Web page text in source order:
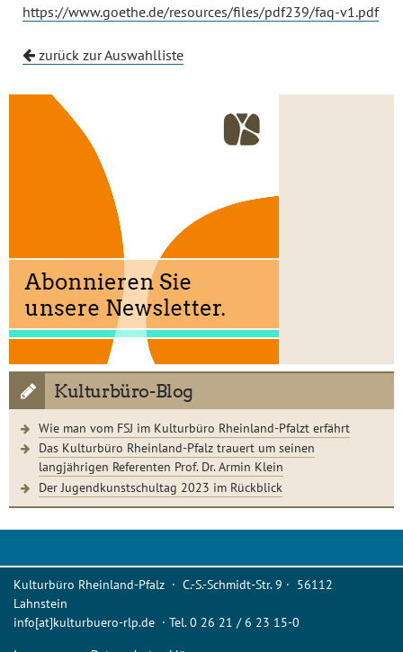
https://www.goethe.de/resources/files/pdf239/faq-v1.pdf
zurück zur Auswahlliste
Kulturbüro-Blog
Wie man vom FSJ im Kulturbüro Rheinland-Pfalzt erfährt
Das Kulturbüro Rheinland-Pfalz trauert um seinen
langjährigen Referenten Prof. Dr. Armin Klein
Der Jugendkunstschultag 2023 im Rückblick
Kulturbüro Rheinland-Pfalz · C.-S.-Schmidt-Str. 9 · 56112
Lahnstein
info[at]kulturbuero-rlp.de · Tel. 0 26 21 / 6 23 15-0